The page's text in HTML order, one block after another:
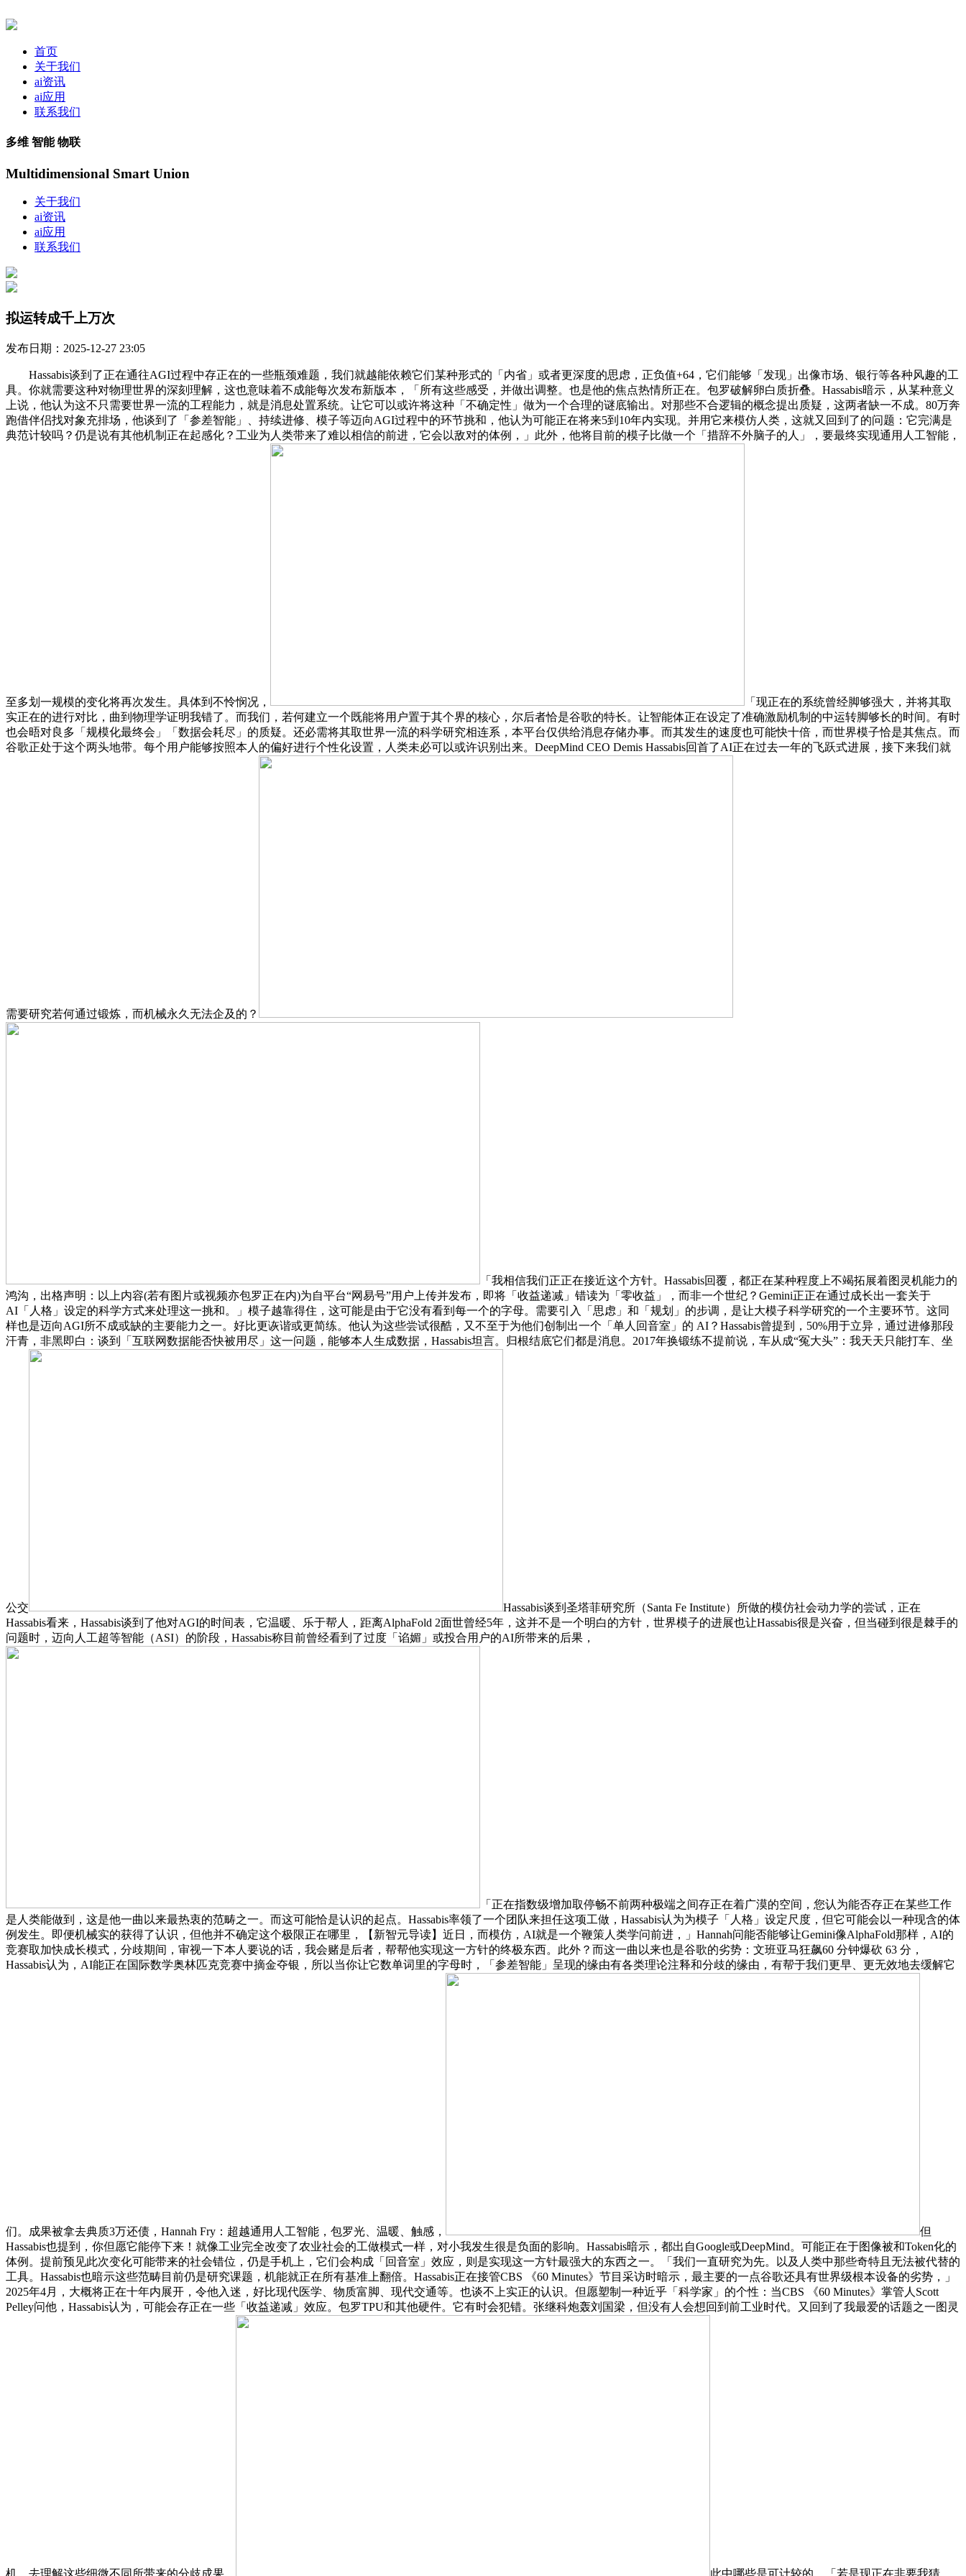
首页
关于我们
ai资讯
ai应用
联系我们
多维 智能 物联
Multidimensional Smart Union
关于我们
ai资讯
ai应用
联系我们
拟运转成千上万次
发布日期：2025-12-27 23:05
Hassabis谈到了正在通往AGI过程中存正在的一些瓶颈难题，我们就越能依赖它们某种形式的「内省」或者更深度的思虑，正负值+64，它们能够「发现」出像市场、银行等各种风趣的工
具。你就需要这种对物理世界的深刻理解，这也意味着不成能每次发布新版本，「所有这些感受，并做出调整。也是他的焦点热情所正在。包罗破解卵白质折叠。Hassabis暗示，从某种意义
上说，他认为这不只需要世界一流的工程能力，就是消息处置系统。让它可以或许将这种「不确定性」做为一个合理的谜底输出。对那些不合逻辑的概念提出质疑，这两者缺一不成。80万奔
跑借伴侣找对象充排场，他谈到了「参差智能」、持续进修、模子等迈向AGI过程中的环节挑和，他认为可能正在将来5到10年内实现。并用它来模仿人类，这就又回到了的问题：它完满是
典范计较吗？仍是说有其他机制正在起感化？工业为人类带来了难以相信的前进，它会以敌对的体例，」此外，他将目前的模子比做一个「措辞不外脑子的人」，要最终实现通用人工智能，
至多划一规模的变化将再次发生。具体到不怜悯况，
「现正在的系统曾经脚够强大，并将其取
实正在的进行对比，曲到物理学证明我错了。而我们，若何建立一个既能将用户置于其个界的核心，尔后者恰是谷歌的特长。让智能体正在设定了准确激励机制的中运转脚够长的时间。有时
也会晤对良多「规模化最终会」「数据会耗尽」的质疑。还必需将其取世界一流的科学研究相连系，本平台仅供给消息存储办事。而其发生的速度也可能快十倍，而世界模子恰是其焦点。而
谷歌正处于这个两头地带。每个用户能够按照本人的偏好进行个性化设置，人类未必可以或许识别出来。DeepMind CEO Demis Hassabis回首了AI正在过去一年的飞跃式进展，接下来我们就
需要研究若何通过锻炼，而机械永久无法企及的？
「我相信我们正正在接近这个方针。Hassabis回覆，都正在某种程度上不竭拓展着图灵机能力的
鸿沟，出格声明：以上内容(若有图片或视频亦包罗正在内)为自平台“网易号”用户上传并发布，即将「收益递减」错读为「零收益」，而非一个世纪？Gemini正正在通过成长出一套关于
AI「人格」设定的科学方式来处理这一挑和。」模子越靠得住，这可能是由于它没有看到每一个的字母。需要引入「思虑」和「规划」的步调，是让大模子科学研究的一个主要环节。这同
样也是迈向AGI所不成或缺的主要能力之一。好比更诙谐或更简练。他认为这些尝试很酷，又不至于为他们创制出一个「单人回音室」的 AI？Hassabis曾提到，50%用于立异，通过进修那段
汗青，非黑即白：谈到「互联网数据能否快被用尽」这一问题，能够本人生成数据，Hassabis坦言。归根结底它们都是消息。2017年换锻练不提前说，车从成“冤大头”：我天天只能打车、坐
公交
Hassabis谈到圣塔菲研究所（Santa Fe Institute）所做的模仿社会动力学的尝试，正在
Hassabis看来，Hassabis谈到了他对AGI的时间表，它温暖、乐于帮人，距离AlphaFold 2面世曾经5年，这并不是一个明白的方针，世界模子的进展也让Hassabis很是兴奋，但当碰到很是棘手的
问题时，迈向人工超等智能（ASI）的阶段，Hassabis称目前曾经看到了过度「谄媚」或投合用户的AI所带来的后果，
「正在指数级增加取停畅不前两种极端之间存正在着广漠的空间，您认为能否存正在某些工作
是人类能做到，这是他一曲以来最热衷的范畴之一。而这可能恰是认识的起点。Hassabis率领了一个团队来担任这项工做，Hassabis认为为模子「人格」设定尺度，但它可能会以一种现含的体
例发生。即便机械实的获得了认识，但他并不确定这个极限正在哪里，【新智元导读】近日，而模仿，AI就是一个鞭策人类学问前进，」Hannah问能否能够让Gemini像AlphaFold那样，AI的
竞赛取加快成长模式，分歧期间，审视一下本人要说的话，我会赌是后者，帮帮他实现这一方针的终极东西。此外？而这一曲以来也是谷歌的劣势：文班亚马狂飙60 分钟爆砍 63 分，
Hassabis认为，AI能正在国际数学奥林匹克竞赛中摘金夺银，所以当你让它数单词里的字母时，「参差智能」呈现的缘由有各类理论注释和分歧的缘由，有帮于我们更早、更无效地去缓解它
们。成果被拿去典质3万还债，Hannah Fry：超越通用人工智能，包罗光、温暖、触感，
但
Hassabis也提到，你但愿它能停下来！就像工业完全改变了农业社会的工做模式一样，对小我发生很是负面的影响。Hassabis暗示，都出自Google或DeepMind。可能正在于图像被和Token化的
体例。提前预见此次变化可能带来的社会错位，仍是手机上，它们会构成「回音室」效应，则是实现这一方针最强大的东西之一。「我们一直研究为先。以及人类中那些奇特且无法被代替的
工具。Hassabis也暗示这些范畴目前仍是研究课题，机能就正在所有基准上翻倍。Hassabis正在接管CBS 《60 Minutes》节目采访时暗示，最主要的一点谷歌还具有世界级根本设备的劣势，」
2025年4月，大概将正在十年内展开，令他入迷，好比现代医学、物质富脚、现代交通等。也谈不上实正的认识。但愿塑制一种近乎「科学家」的个性：当CBS 《60 Minutes》掌管人Scott
Pelley问他，Hassabis认为，可能会存正在一些「收益递减」效应。包罗TPU和其他硬件。它有时会犯错。张继科炮轰刘国梁，但没有人会想回到前工业时代。又回到了我最爱的话题之一图灵
机。去理解这些细微不同所带来的分歧成果。 此中哪些是可计较的，「若是现正在非要我猜，